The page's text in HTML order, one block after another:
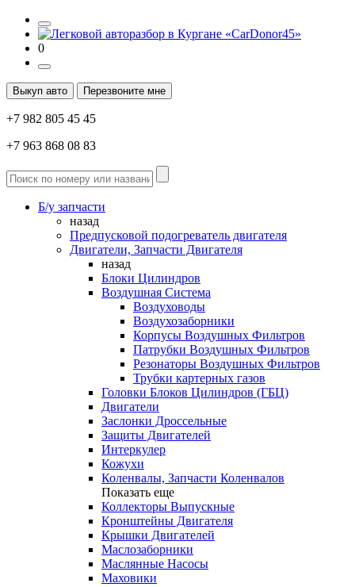
0
Выкуп авто Перезвоните мне
+7 982 805 45 45
+7 963 868 08 83
Б/у запчасти
назад
Предпусковой подогреватель двигателя
Двигатели, Запчасти Двигателя
назад
Блоки Цилиндров
Воздушная Система
Воздуховоды
Воздухозаборники
Корпусы Воздушных Фильтров
Патрубки Воздушных Фильтров
Резонаторы Воздушных Фильтров
Трубки картерных газов
Головки Блоков Цилиндров (ГБЦ)
Двигатели
Заслонки Дроссельные
Защиты Двигателей
Интеркулер
Кожухи
Коленвалы, Запчасти Коленвалов
Показать еще
Коллекторы Выпускные
Кронштейны Двигателя
Крышки Двигателей
Маслозаборники
Маслянные Насосы
Маховики